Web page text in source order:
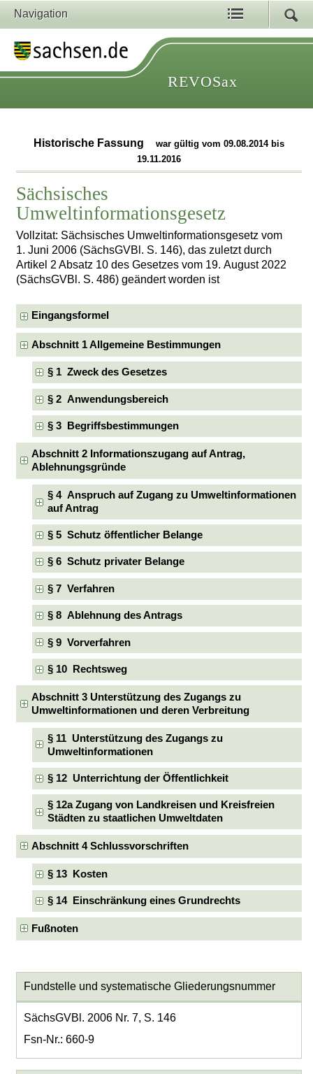
Navigation
REVOSax
Historische Fassung
war gültig vom 09.08.2014 bis
19.11.2016
Sächsisches
Umweltinformationsgesetz
Vollzitat: Sächsisches Umweltinformationsgesetz vom
1. Juni 2006 (SächsGVBl. S. 146), das zuletzt durch
Artikel 2 Absatz 10 des Gesetzes vom 19. August 2022
(SächsGVBl. S. 486) geändert worden ist
Eingangsformel
Abschnitt 1 Allgemeine Bestimmungen
§ 1 Zweck des Gesetzes
§ 2 Anwendungsbereich
§ 3 Begriffsbestimmungen
Abschnitt 2 Informationszugang auf Antrag,
Ablehnungsgründe
§ 4 Anspruch auf Zugang zu Umweltinformationen
auf Antrag
§ 5 Schutz öffentlicher Belange
§ 6 Schutz privater Belange
§ 7 Verfahren
§ 8 Ablehnung des Antrags
§ 9 Vorverfahren
§ 10 Rechtsweg
Abschnitt 3 Unterstützung des Zugangs zu
Umweltinformationen und deren Verbreitung
§ 11 Unterstützung des Zugangs zu
Umweltinformationen
§ 12 Unterrichtung der Öffentlichkeit
§ 12a Zugang von Landkreisen und Kreisfreien
Städten zu staatlichen Umweltdaten
Abschnitt 4 Schlussvorschriften
§ 13 Kosten
§ 14 Einschränkung eines Grundrechts
Fußnoten
Fundstelle und systematische Gliederungsnummer
SächsGVBl. 2006 Nr. 7, S. 146
Fsn-Nr.: 660-9